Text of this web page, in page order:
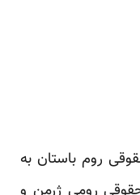
روم باستان به